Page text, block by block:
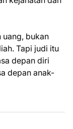
uang, bukan
Tapi judi itu
depan diri
depan anak-